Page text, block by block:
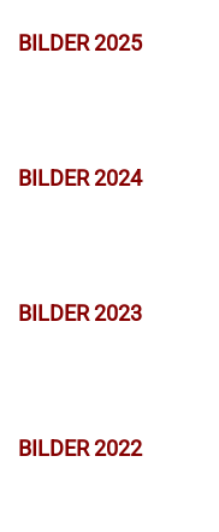
BILDER 2025
BILDER 2024
BILDER 2023
BILDER 2022